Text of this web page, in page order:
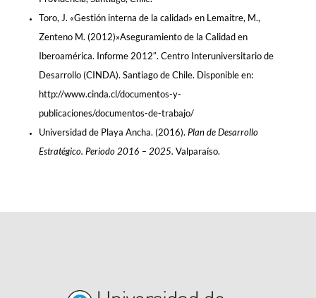
Toro, J. «Gestión interna de la calidad» en Lemaitre, M.,
Zenteno M. (2012)»Aseguramiento de la Calidad en
Iberoamérica. Informe 2012″. Centro Interuniversitario de
Desarrollo (CINDA). Santiago de Chile. Disponible en:
http://www.cinda.cl/documentos-y-
publicaciones/documentos-de-trabajo/
Universidad de Playa Ancha. (2016). Plan de Desarrollo
Estratégico. Periodo 2016 – 2025. Valparaíso.